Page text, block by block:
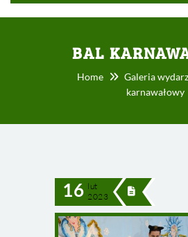
BAL
Home Galeria
karnawałowy
16 lut
2023